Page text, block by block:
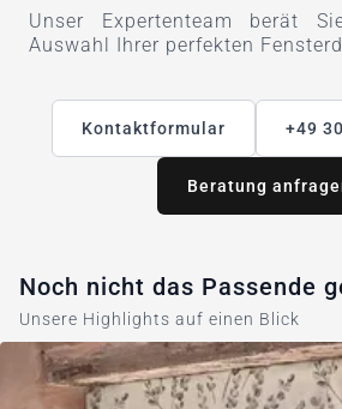
Unser Expertenteam berät
Auswahl Ihrer perfekten
Kontaktformular +49
Beratung
Noch nicht das Passende
Unsere Highlights auf einen Blick